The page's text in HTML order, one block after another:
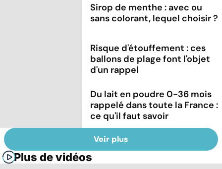
Sirop de menthe : avec ou
sans colorant, lequel choisir ?
Risque d'étouffement : ces
ballons de plage font l'objet
d'un rappel
Du lait en poudre 0-36 mois
rappelé dans toute la France :
ce qu'il faut savoir
Voir plus
Plus de vidéos